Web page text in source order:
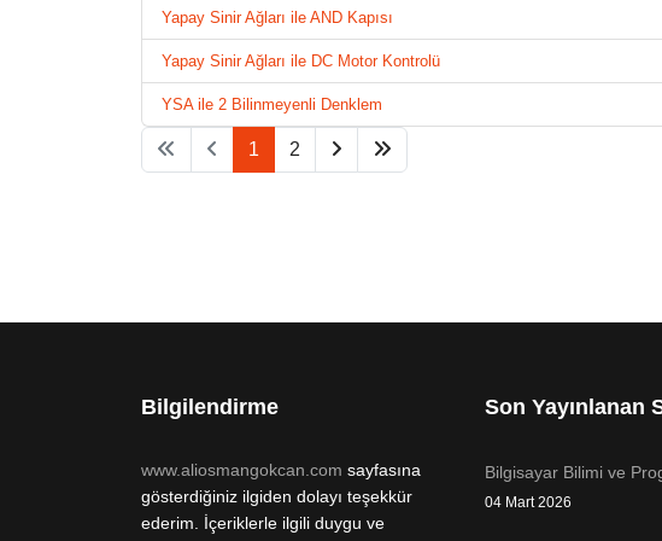
Yapay Sinir Ağları ile AND Kapısı
Yapay Sinir Ağları ile DC Motor Kontrolü
YSA ile 2 Bilinmeyenli Denklem
1 2
Bilgilendirme
www.aliosmangokcan.com sayfasına
gösterdiğiniz ilgiden dolayı teşekkür
ederim. İçeriklerle ilgili duygu ve
Son Yayınlanan
Bilgisayar Bilimi ve
04 Mart 2026